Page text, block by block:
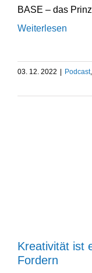
BASE – das
Weiterlesen
03. 12. 2022 Podcast,
Kreati­vität ist
Fordern